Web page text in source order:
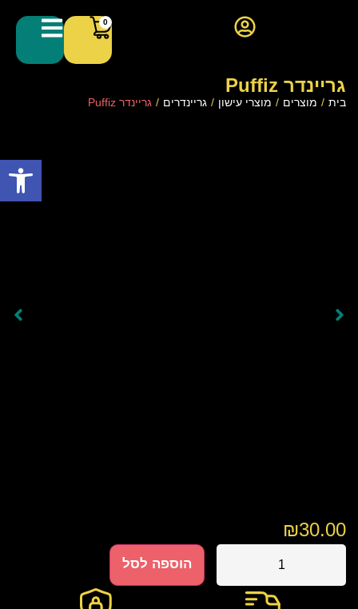
0
גריינדר Puffiz
בית / מוצרים / מוצרי עישון / גריינדרים / גריינדר Puffiz
₪30.00
הוספה לסל
פתח